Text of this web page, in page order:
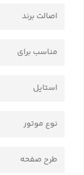
اصالت برند
مناسب برای
استایل
نوع موتور
طرح صفحه